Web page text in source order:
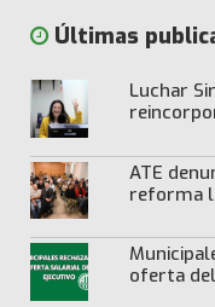
Últimas
Luchar
ATE
reforma
oferta